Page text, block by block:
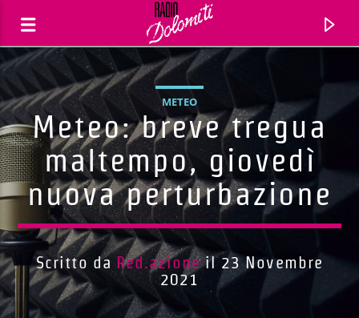
Traccia corrente
METEO
Meteo: breve tregua
maltempo, giovedì
nuova perturbazione
Scritto da Red.azioneil 23 Novembre
2021